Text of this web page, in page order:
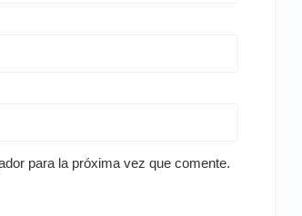
para la próxima vez que comente.